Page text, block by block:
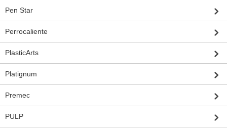
Pen Star
Perrocaliente
PlasticArts
Platignum
Premec
PULP